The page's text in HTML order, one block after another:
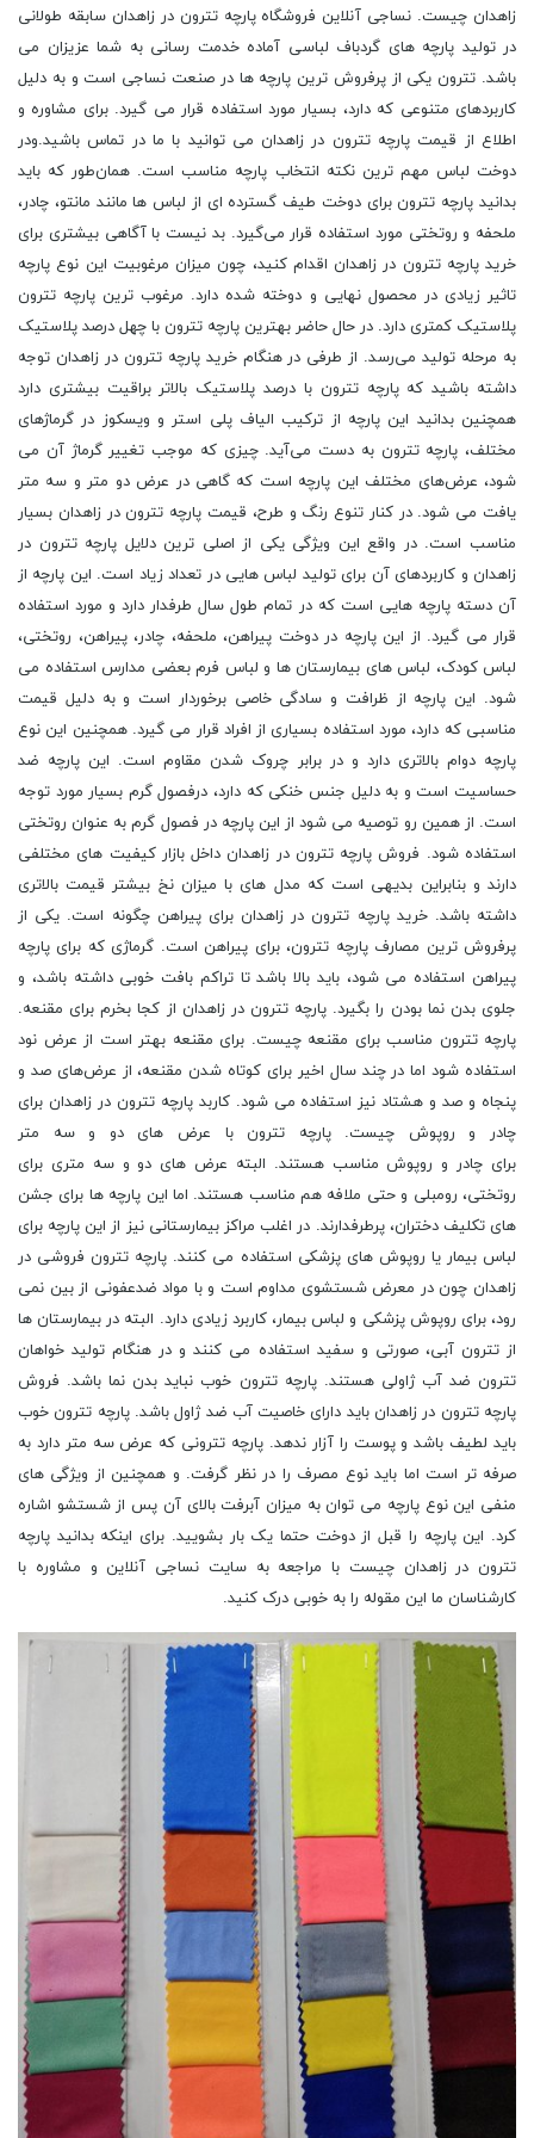
زاهدان چیست. نساجی آنلاین فروشگاه پارچه تترون در زاهدان سابقه طولانی
در تولید پارچه های گردباف لباسی آماده خدمت رسانی به شما عزیزان می
باشد. تترون یکی از پرفروش ‌ترین پارچه ‌ها در صنعت نساجی است و به دلیل
کاربردهای متنوعی که دارد، بسیار مورد استفاده قرار می ‌گیرد. برای مشاوره و
اطلاع از قیمت پارچه تترون در زاهدان می توانید با ما در تماس باشید.ودر
دوخت لباس مهم ‌ترین نکته انتخاب پارچه مناسب است. همان‌طور که باید
بدانید پارچه تترون برای دوخت طیف گسترده‌ ای از لباس‌ ها مانند مانتو، چادر،
ملحفه و روتختی مورد استفاده قرار می‌گیرد. بد نیست با آگاهی بیشتری برای
خرید پارچه تترون در زاهدان اقدام کنید، چون میزان مرغوبیت این نوع پارچه
تاثیر زیادی در محصول نهایی و دوخته ‌شده دارد. مرغوب‌ ترین پارچه تترون
پلاستیک کمتری دارد. در حال حاضر بهترین پارچه تترون با چهل درصد پلاستیک
به مرحله تولید می‌رسد. از طرفی در هنگام خرید پارچه تترون در زاهدان توجه
داشته باشید که پارچه تترون با درصد پلاستیک بالاتر براقیت بیشتری دارد
همچنین بدانید این پارچه از ترکیب الیاف پلی استر و ویسکوز در گرماژهای
مختلف، پارچه تترون به دست می‌آید. چیزی که موجب تغییر گرماژ آن می‌
شود، عرض‌های مختلف این پارچه است که گاهی در عرض دو متر و سه متر
یافت می ‌شود. در کنار تنوع رنگ و طرح، قیمت پارچه تترون در زاهدان بسیار
مناسب است. در واقع این ویژگی یکی از اصلی ‌ترین دلایل پارچه تترون در
زاهدان و کاربردهای آن برای تولید لباس ‌هایی در تعداد زیاد است. این پارچه از
آن دسته پارچه ‌هایی است که در تمام طول سال طرفدار دارد و مورد استفاده
قرار می‌ گیرد. از این پارچه در دوخت پیراهن، ملحفه، چادر، پیراهن، روتختی،
لباس کودک، لباس ‌های بیمارستان‌ ها و لباس فرم بعضی مدارس استفاده می
‌شود. این پارچه از ظرافت و سادگی خاصی برخوردار است و به دلیل قیمت
مناسبی که دارد، مورد استفاده بسیاری از افراد قرار می ‌گیرد. همچنین این نوع
پارچه دوام بالاتری دارد و در برابر چروک شدن مقاوم است. این پارچه ضد
حساسیت است و به دلیل جنس خنکی که دارد، درفصول گرم بسیار مورد توجه
است. از همین رو توصیه می ‌شود از این پارچه در فصول گرم به عنوان روتختی
استفاده شود. فروش پارچه تترون در زاهدان داخل بازار کیفیت ‌های مختلفی
دارند و بنابراین بدیهی است که مدل‌ های با میزان نخ بیشتر قیمت بالاتری
داشته باشد. خرید پارچه تترون در زاهدان برای پیراهن چگونه است. یکی از
پرفروش ‌ترین مصارف پارچه تترون، برای پیراهن است. گرماژی که برای پارچه
پیراهن استفاده می‌ شود، باید بالا باشد تا تراکم بافت خوبی داشته باشد، و
جلوی بدن نما بودن را بگیرد. پارچه تترون در زاهدان از کجا بخرم برای مقنعه.
پارچه تترون مناسب برای مقنعه چیست. برای مقنعه بهتر است از عرض نود
استفاده شود اما در چند سال اخیر برای کوتاه شدن مقنعه، از عرض‌های صد و
پنجاه و صد و هشتاد نیز استفاده می ‌شود. کاربد پارچه تترون در زاهدان برای
چادر و روپوش چیست. پارچه تترون با عرض‌ های دو و سه متر
برای چادر و روپوش مناسب هستند. البته عرض ‌های دو و سه متری برای
روتختی، رومبلی و حتی ملافه هم مناسب هستند. اما این پارچه ‌ها برای جشن‌
های تکلیف دختران، پرطرفدارند. در اغلب مراکز بیمارستانی نیز از این پارچه برای
لباس بیمار یا روپوش‌ های پزشکی استفاده می‌ کنند. پارچه تترون فروشی در
زاهدان چون در معرض شستشوی مداوم است و با مواد ضدعفونی از بین نمی
‌رود، برای روپوش پزشکی و لباس بیمار، کاربرد زیادی دارد. البته در بیمارستان ‌ها
از تترون آبی، صورتی و سفید استفاده می ‌کنند و در هنگام تولید خواهان
تترون ضد آب ژاولی هستند. پارچه تترون خوب نباید بدن نما باشد. فروش
پارچه تترون در زاهدان باید دارای خاصیت آب ضد ژاول باشد. پارچه تترون خوب
باید لطیف باشد و پوست را آزار ندهد. پارچه تترونی که عرض سه متر دارد به
صرفه ‌تر است اما باید نوع مصرف را در نظر گرفت. و همچنین از ویژگی ‌های
منفی این نوع پارچه می ‌توان به میزان آبرفت بالای آن پس از شستشو اشاره
کرد. این پارچه را قبل از دوخت حتما یک بار بشویید. برای اینکه بدانید پارچه
تترون در زاهدان چیست با مراجعه به سایت نساجی آنلاین و مشاوره با
کارشناسان ما این مقوله را به خوبی درک کنید.